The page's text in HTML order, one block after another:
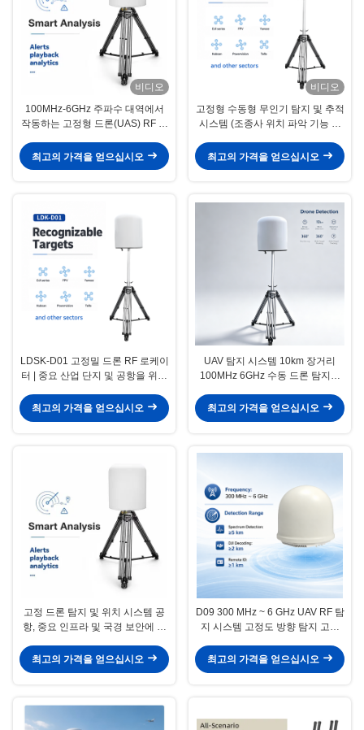
비디오
100MHz-6GHz 주파수 대역에서
작동하는 고정형 드론(UAS) RF 탐
동, DJI/AUTEL/Dahua/Haoxiang
및 DIY 모델 완벽 인식
최고의 가격을 얻으십시오
비디오
고정형 수동형 무인기 탐지 및 추적
시스템 (조종사 위치 파악 기능 포
거리, 다중 표적 궤적 추적, 블랙리
스트/화이트리스트 관리
최고의 가격을 얻으십시오
LDSK-D01 고정밀 드론 RF 로케이
터 | 중요 산업 단지 및 공항을 위한
최고의 가격을 얻으십시오
UAV 탐지 시스템 10km 장거리
100MHz 6GHz 수동 드론 탐지기
롤러 위치, 7×24h 운영, TDOA & 대
최고의 가격을 얻으십시오
고정 드론 탐지 및 위치 시스템 공
항, 중요 인프라 및 국경 보안에 대
최고의 가격을 얻으십시오
D09 300 MHz ~ 6 GHz UAV RF 탐
지 시스템 고정도 방향 탐지 고급
최고의 가격을 얻으십시오